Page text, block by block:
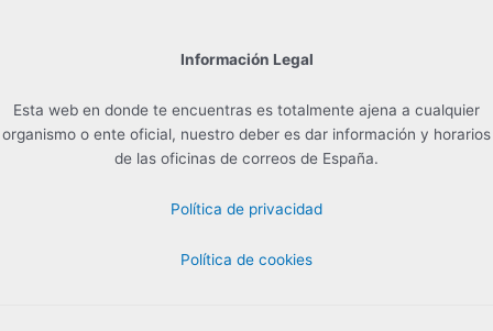
Información Legal
Esta web en donde te encuentras es totalmente ajena a cualquier
organismo o ente oficial, nuestro deber es dar información y horarios
de las oficinas de correos de España.
Política de privacidad
Política de cookies